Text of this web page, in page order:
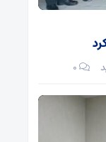
۰